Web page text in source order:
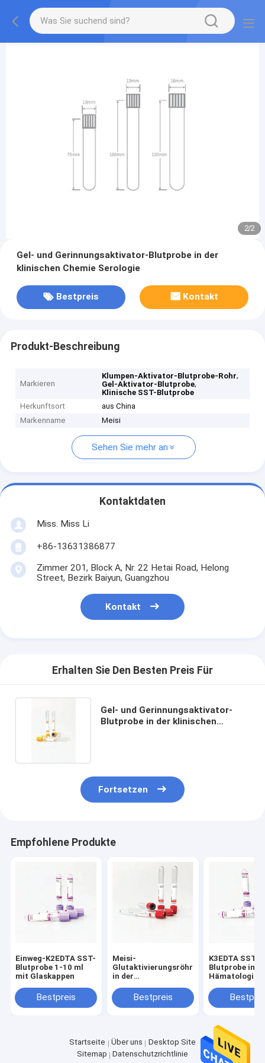
2/2
Gel- und Gerinnungsaktivator-Blutprobe in der
klinischen Chemie Serologie
Bestpreis Kontakt
Produkt-Beschreibung
Markieren
Klumpen-Aktivator-Blutprobe-Rohr,
Gel-Aktivator-Blutprobe,
Klinische SST-Blutprobe
Herkunftsort
aus China
Markenname
Meisi
Sehen Sie mehr an
Kontaktdaten
Miss. Miss Li
+86-13631386877
Zimmer 201, Block A, Nr. 22 Hetai Road, Helong
Street, Bezirk Baiyun, Guangzhou
Kontakt
Erhalten Sie Den Besten Preis Für
Gel- und Gerinnungsaktivator-
Blutprobe in der klinischen
Fortsetzen
Empfohlene Produkte
Einweg-K2EDTA SST-
Blutprobe 1-10 ml
mit Glaskappen
Bestpreis
Meisi-
Glutaktivierungsröhrchen
in der
Bestpreis
K3EDTA SST-
Blutprobe im
Startseite Über uns
Desktop Site
Sitemap
Datenschutzrichtlinie